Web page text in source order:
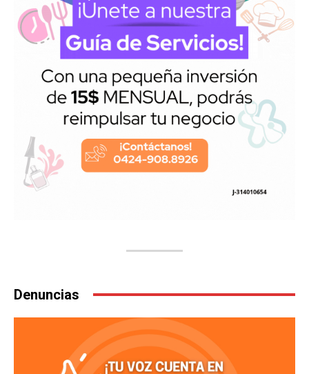
Denuncias